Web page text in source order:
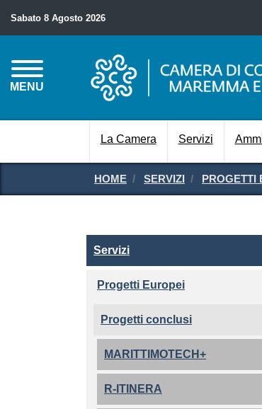
Sabato 8 Agosto 2026
MENU
La Camera Servizi
HOME SERVIZI PROGETTI
Servizi
Servizi
Progetti Europei
Progetti conclusi
MARITTIMOTECH+
R-ITINERA